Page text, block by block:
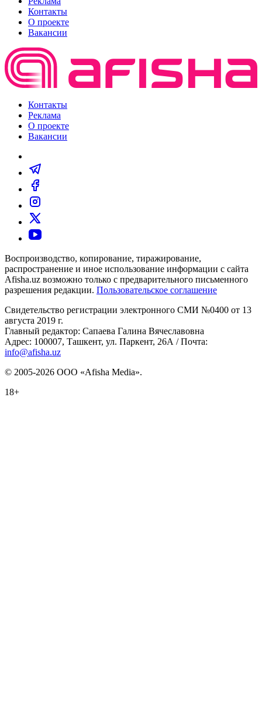
Контакты
О проекте
Вакансии
Контакты
Реклама
О проекте
Вакансии
Воспроизводство, копирование, тиражирование,
распространение и иное использование информации с сайта
Afisha.uz возможно только с предварительного письменного
разрешения редакции. Пользовательское соглашение
Свидетельство регистрации электронного СМИ №0400 от 13
августа 2019 г.
Главный редактор: Сапаева Галина Вячеславовна
Адрес: 100007, Ташкент, ул. Паркент, 26А / Почта:
info@afisha.uz
© 2005-2026 ООО «Afisha Media».
18+